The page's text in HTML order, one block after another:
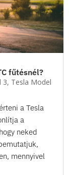
fűtésnél?
3, Tesla Model
a Tesla
a
neked
mennyivel